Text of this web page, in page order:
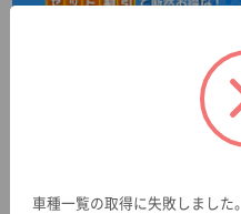
車種一覧の取得に失敗しました。